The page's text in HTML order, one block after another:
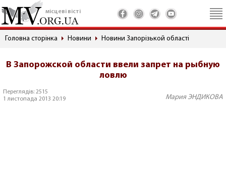
місцеві вісті
Головна сторінка Новини Новини Запорізькой області
В Запорожской области ввели запрет на рыбную
ловлю
Переглядів: 2515
1 листопада 2013 20:19
Мария ЭНДИКОВА